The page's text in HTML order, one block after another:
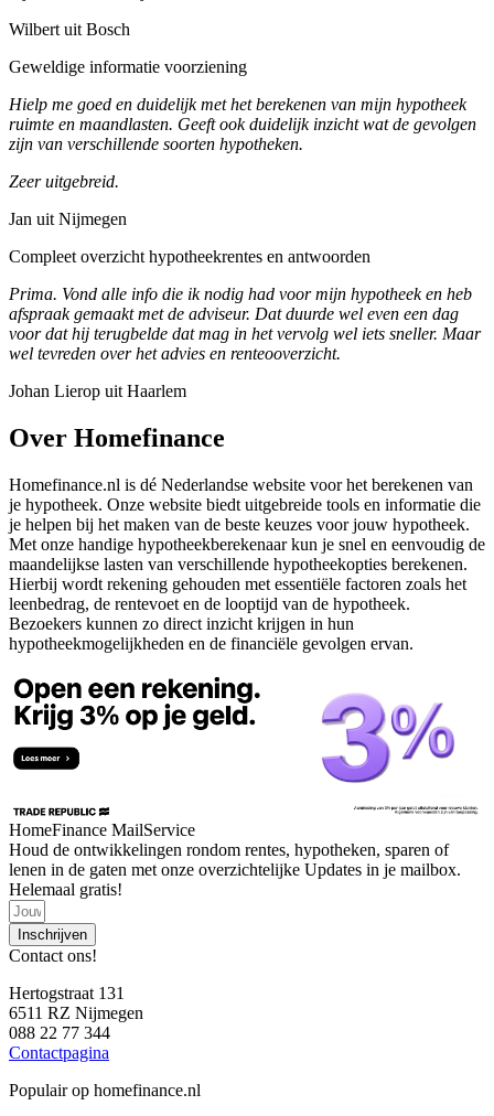
Wilbert uit Bosch
Geweldige informatie voorziening
Hielp me goed en duidelijk met het berekenen van mijn hypotheek
ruimte en maandlasten. Geeft ook duidelijk inzicht wat de gevolgen
zijn van verschillende soorten hypotheken.
Zeer uitgebreid.
Jan uit Nijmegen
Compleet overzicht hypotheekrentes en antwoorden
Prima. Vond alle info die ik nodig had voor mijn hypotheek en heb
afspraak gemaakt met de adviseur. Dat duurde wel even een dag
voor dat hij terugbelde dat mag in het vervolg wel iets sneller. Maar
wel tevreden over het advies en renteooverzicht.
Johan Lierop uit Haarlem
Over Homefinance
Homefinance.nl is dé Nederlandse website voor het berekenen van
je hypotheek. Onze website biedt uitgebreide tools en informatie die
je helpen bij het maken van de beste keuzes voor jouw hypotheek.
Met onze handige hypotheekberekenaar kun je snel en eenvoudig de
maandelijkse lasten van verschillende hypotheekopties berekenen.
Hierbij wordt rekening gehouden met essentiële factoren zoals het
leenbedrag, de rentevoet en de looptijd van de hypotheek.
Bezoekers kunnen zo direct inzicht krijgen in hun
hypotheekmogelijkheden en de financiële gevolgen ervan.
HomeFinance MailService
Houd de ontwikkelingen rondom rentes, hypotheken, sparen of
lenen in de gaten met onze overzichtelijke Updates in je mailbox.
Helemaal gratis!
Inschrijven
Contact ons!
Hertogstraat 131
6511 RZ Nijmegen
088 22 77 344
Contactpagina
Populair op homefinance.nl